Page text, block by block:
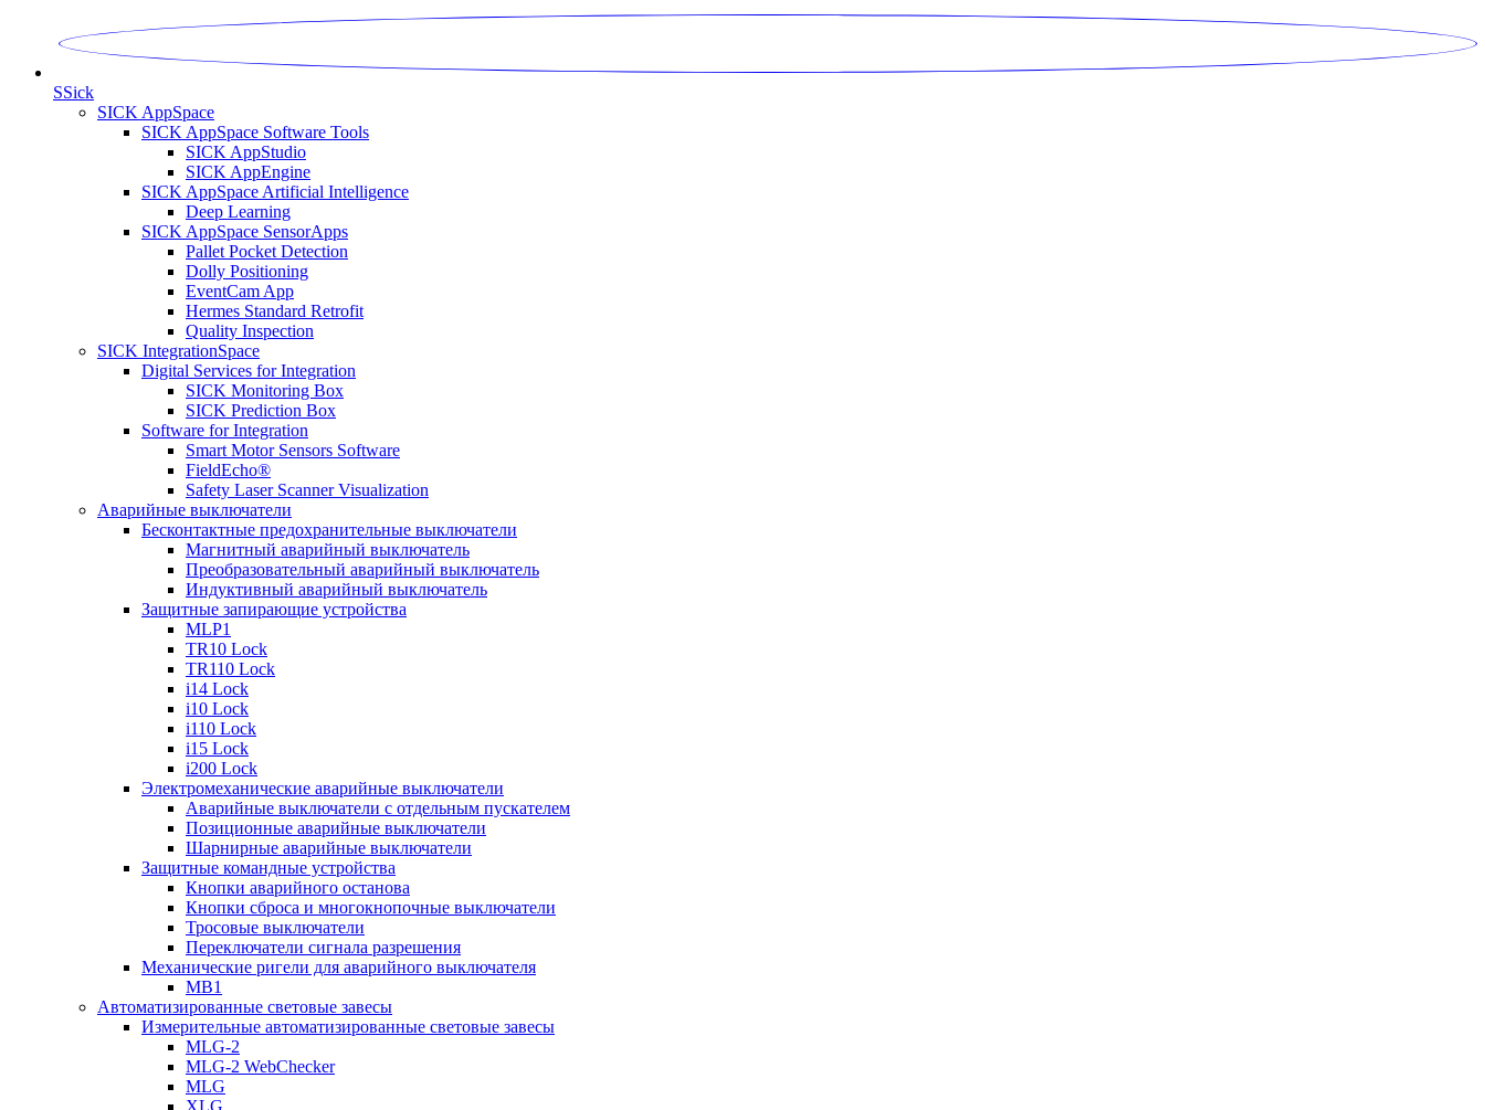
SSick
SICK AppSpace
SICK AppSpace Software Tools
SICK AppStudio
SICK AppEngine
SICK AppSpace Artificial Intelligence
Deep Learning
SICK AppSpace SensorApps
Pallet Pocket Detection
Dolly Positioning
EventCam App
Hermes Standard Retrofit
Quality Inspection
SICK IntegrationSpace
Digital Services for Integration
SICK Monitoring Box
SICK Prediction Box
Software for Integration
Smart Motor Sensors Software
FieldEcho®
Safety Laser Scanner Visualization
Аварийные выключатели
Бесконтактные предохранительные выключатели
Магнитный аварийный выключатель
Преобразовательный аварийный выключатель
Индуктивный аварийный выключатель
Защитные запирающие устройства
MLP1
TR10 Lock
TR110 Lock
i14 Lock
i10 Lock
i110 Lock
i15 Lock
i200 Lock
Электромеханические аварийные выключатели
Аварийные выключатели с отдельным пускателем
Позиционные аварийные выключатели
Шарнирные аварийные выключатели
Защитные командные устройства
Кнопки аварийного останова
Кнопки сброса и многокнопочные выключатели
Тросовые выключатели
Переключатели сигнала разрешения
Механические ригели для аварийного выключателя
MB1
Автоматизированные световые завесы
Измерительные автоматизированные световые завесы
MLG-2
MLG-2 WebChecker
MLG
XLG